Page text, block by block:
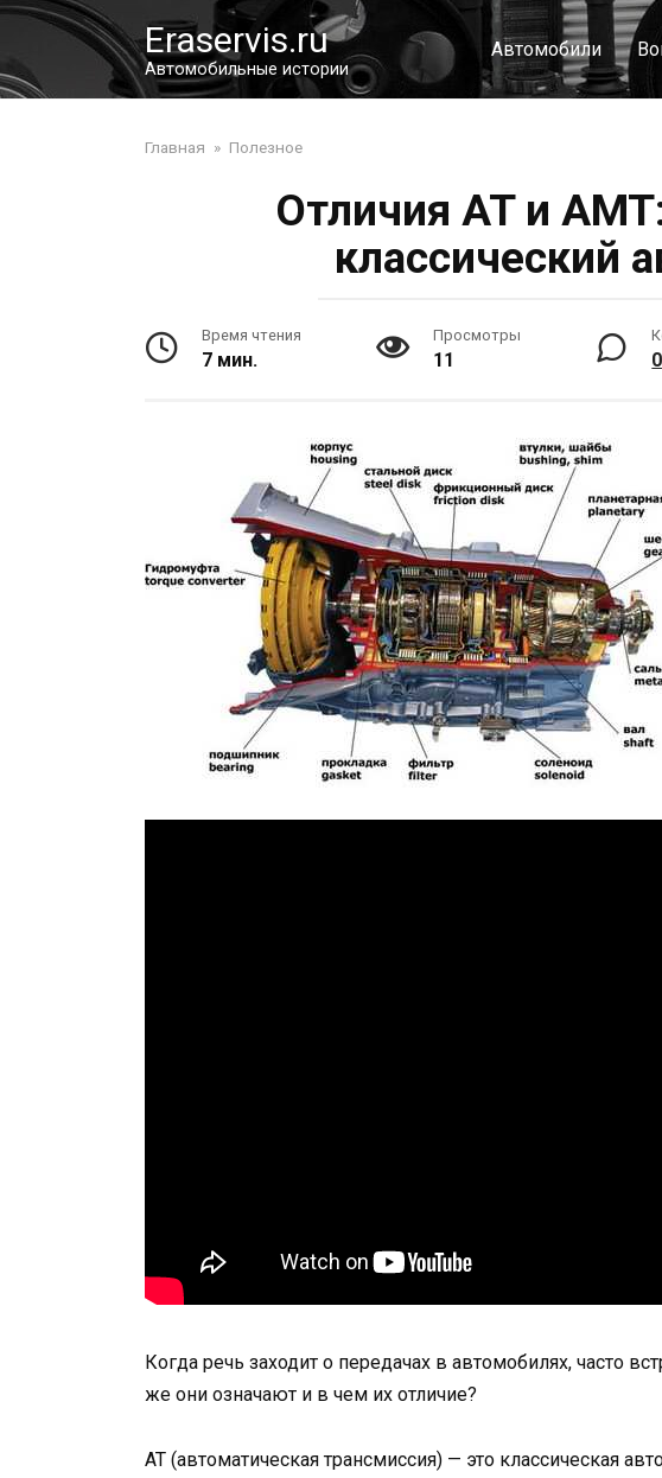
Перейти
контенту
Eraservis.ru
Автомобильные истории
Автомобили
Главная » Полезное
Отличия AT и
классический
Время чтения
7 мин.
Просмотры
11 0
Когда речь заходит о передачах в автомобилях, часто
же они означают и в чем их отличие?
AT (автоматическая трансмиссия) — это классическая